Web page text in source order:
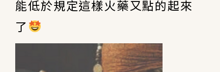
能低於規定這樣火藥又點的起來
了